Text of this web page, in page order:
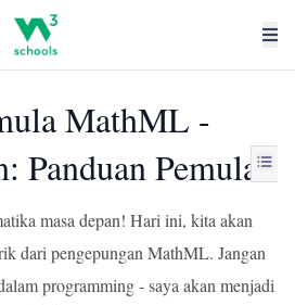
MathML -
Panduan Pemula
masa depan! Hari ini, kita akan
dari pengepungan MathML. Jangan
programming - saya akan menjadi